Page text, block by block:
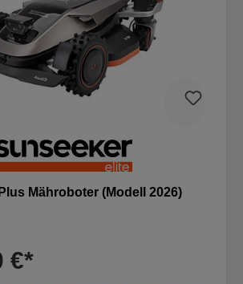
Mähroboter (Modell 2026)
€*